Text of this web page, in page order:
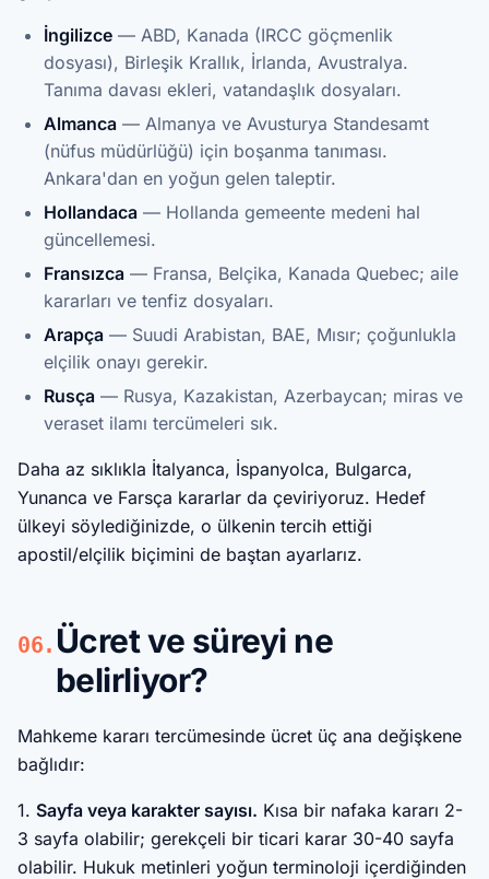
İngilizce — ABD, Kanada (IRCC göçmenlik
dosyası), Birleşik Krallık, İrlanda, Avustralya.
Tanıma davası ekleri, vatandaşlık dosyaları.
Almanca — Almanya ve Avusturya Standesamt
(nüfus müdürlüğü) için boşanma tanıması.
Ankara'dan en yoğun gelen taleptir.
Hollandaca — Hollanda gemeente medeni hal
güncellemesi.
Fransızca — Fransa, Belçika, Kanada Quebec; aile
kararları ve tenfiz dosyaları.
Arapça — Suudi Arabistan, BAE, Mısır; çoğunlukla
elçilik onayı gerekir.
Rusça — Rusya, Kazakistan, Azerbaycan; miras ve
veraset ilamı tercümeleri sık.
Daha az sıklıkla İtalyanca, İspanyolca, Bulgarca,
Yunanca ve Farsça kararlar da çeviriyoruz. Hedef
ülkeyi söylediğinizde, o ülkenin tercih ettiği
apostil/elçilik biçimini de baştan ayarlarız.
06. Ücret ve süreyi ne
belirliyor?
Mahkeme kararı tercümesinde ücret üç ana değişkene
bağlıdır:
1. Sayfa veya karakter sayısı. Kısa bir nafaka kararı 2-
3 sayfa olabilir; gerekçeli bir ticari karar 30-40 sayfa
olabilir. Hukuk metinleri yoğun terminoloji içerdiğinden